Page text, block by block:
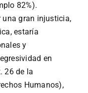
82%).
una gran injusticia,
estaría
y
en
26 de la
Humanos),